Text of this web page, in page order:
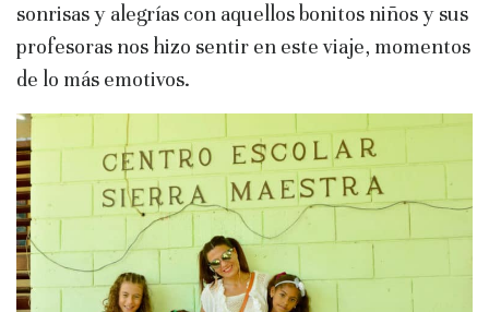
sonrisas y alegrías con aquellos bonitos niños y sus
profesoras nos hizo sentir en este viaje, momentos
de lo más emotivos.